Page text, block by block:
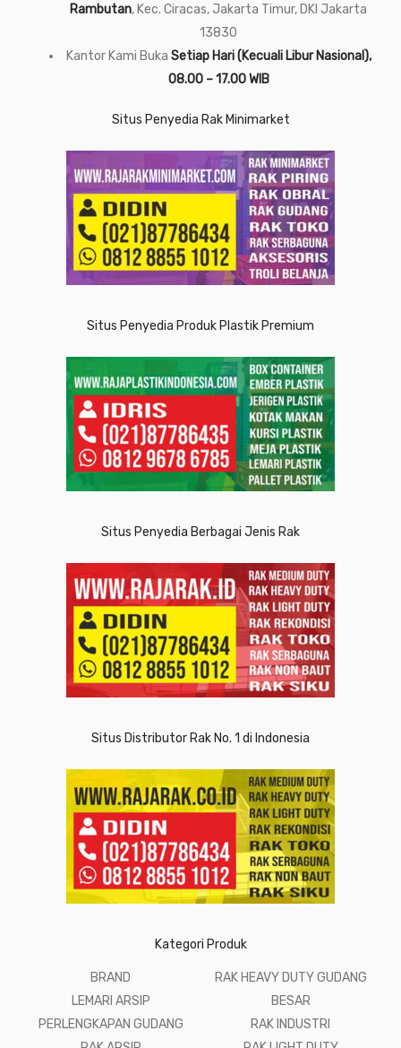
Rambutan, Kec. Ciracas, Jakarta Timur, DKI Jakarta
13830
Kantor Kami Buka Setiap Hari (Kecuali Libur Nasional),
08.00 – 17.00 WIB
Situs Penyedia Rak Minimarket
Situs Penyedia Produk Plastik Premium
Situs Penyedia Berbagai Jenis Rak
Situs Distributor Rak No. 1 di Indonesia
Kategori Produk
BRAND
LEMARI ARSIP
PERLENGKAPAN GUDANG
RAK HEAVY DUTY GUDANG
BESAR
RAK INDUSTRI